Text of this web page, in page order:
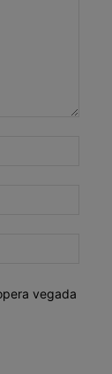
vegada